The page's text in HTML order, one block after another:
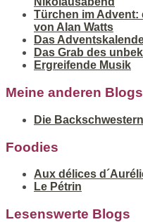
Türchen im Advent:
von Alan Watts
Das
Das Grab des
Ergreifende Musik
Meine anderen Blogs
Die Backschwestern
Foodies
Aux délices
Le Pétrin
Lesenswerte Blogs